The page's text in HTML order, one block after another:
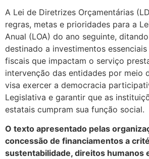
A Lei de Diretrizes Orçamentárias
regras, metas e prioridades para a
Anual (LOA) do ano seguinte,
destinado a investimentos
fiscais que impactam o serviço
intervenção das entidades por meio
visa exercer a democracia
Legislativa e garantir que as
estatais cumpram sua função social.
O texto apresentado pelas
concessão de financiamentos a
sustentabilidade, direitos humanos